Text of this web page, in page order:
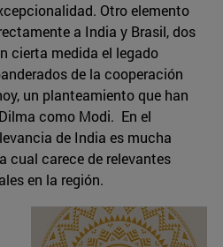
Otro elemento
a India y Brasil, dos
cierta medida el legado
de la cooperación
un planteamiento que han
como Modi. En el
de India es mucha
cual carece de relevantes
en la región.